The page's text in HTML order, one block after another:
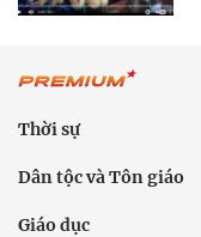
Thời sự
Dân tộc và Tôn giáo
Giáo dục